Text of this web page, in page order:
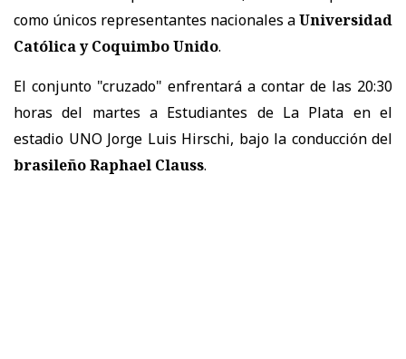
como únicos representantes nacionales aUniversidad
Católica y Coquimbo Unido.
El conjunto "cruzado" enfrentará a contar de las 20:30
horas del martes a Estudiantes de La Plata en el
estadio UNO Jorge Luis Hirschi, bajo la conducción del
brasileño Raphael Clauss.